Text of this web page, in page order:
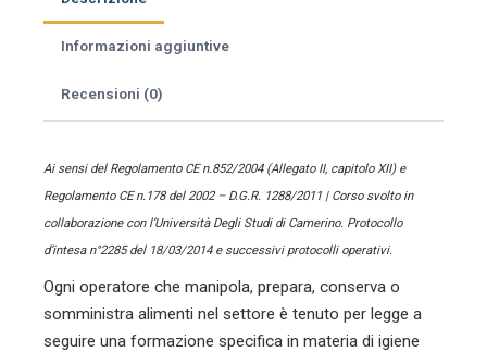
quantità
Informazioni aggiuntive
Recensioni (0)
Ai sensi del Regolamento CE n.852/2004 (Allegato II, capitolo XII) e
Regolamento CE n.178 del 2002 – D.G.R. 1288/2011 | Corso svolto in
collaborazione con l’Università Degli Studi di Camerino. Protocollo
d’intesa n°2285 del 18/03/2014 e successivi protocolli operativi.
Ogni operatore che manipola, prepara, conserva o
somministra alimenti nel settore è tenuto per legge a
seguire una formazione specifica in materia di igiene